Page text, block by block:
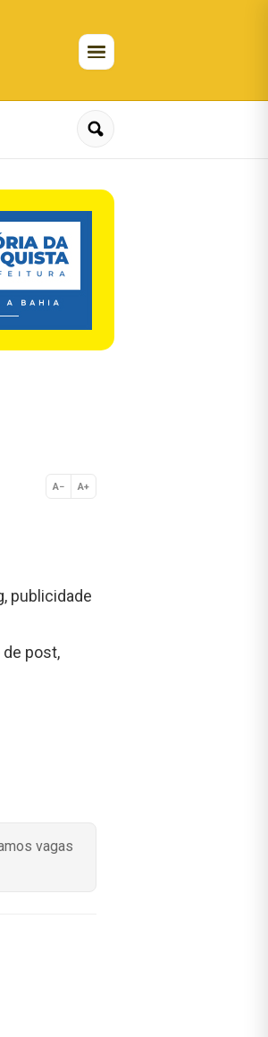
A− A+
Normal
publicidade
post,
vagas